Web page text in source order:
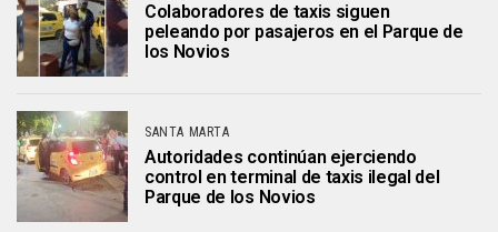
Colaboradores de taxis siguen
peleando por pasajeros en el Parque de
los Novios
SANTA MARTA
Autoridades continúan ejerciendo
control en terminal de taxis ilegal del
Parque de los Novios